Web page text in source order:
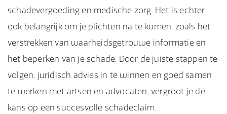
schadevergoeding en medische zorg. Het is echter
ook belangrijk om je plichten na te komen, zoals het
verstrekken van waarheidsgetrouwe informatie en
het beperken van je schade. Door de juiste stappen te
volgen, juridisch advies in te winnen en goed samen
te werken met artsen en advocaten, vergroot je de
kans op een succesvolle schadeclaim.